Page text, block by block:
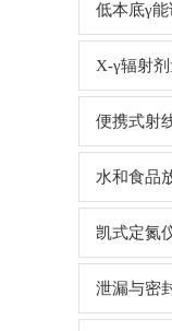
低本底γ能
X-γ辐射
便携式射
水和食品
凯式定氮
泄漏与密